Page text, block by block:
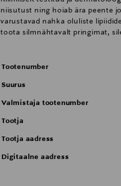
niisutust ning hoiab ära peente
varustavad nahka oluliste
toota silmnähtavalt pringimat,
Tootenumber
Suurus
Valmistaja tootenumber
Tootja
Tootja aadress
Digitaalne aadress